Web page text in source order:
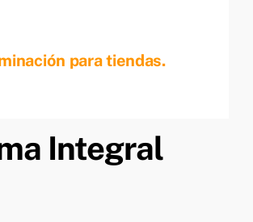
Integral
para tiendas.